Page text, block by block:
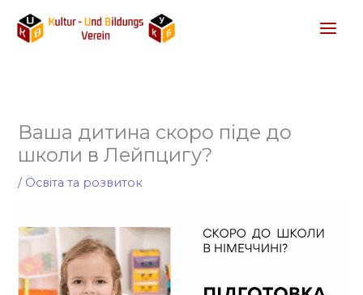
вмісту
Ваша дитина скоро піде до
школи в Лейпцигу?
/ Освіта та розвиток